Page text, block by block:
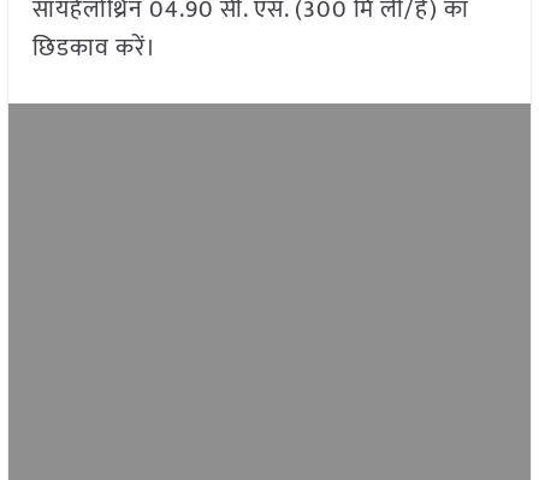
सायहेलोथ्रिन 04.90 सी. एस. (300 मि ली/हे) का
छिडकाव करें।